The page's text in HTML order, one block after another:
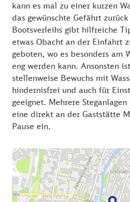
kann es mal zu einer kurzen
das gewünschte Gefährt
Bootsverleihs gibt hilfreiche
etwas Obacht an der Einfahrt
geboten, wo es besonders am
eng werden kann. Ansonsten
stellenweise Bewuchs mit
hindernisfrei und auch für
geeignet. Mehrere
eine direkt an der Gaststätte
Pause ein.